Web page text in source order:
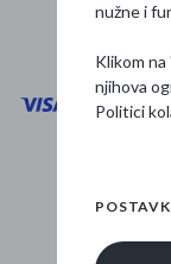
nužne i
Klikom
njihova
Politici